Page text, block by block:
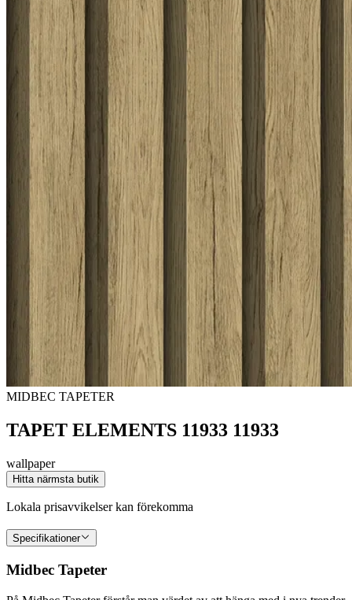
MIDBEC TAPETER
TAPET ELEMENTS 11933 11933
wallpaper
Hitta närmsta butik
Lokala prisavvikelser kan förekomma
Specifikationer
Midbec Tapeter